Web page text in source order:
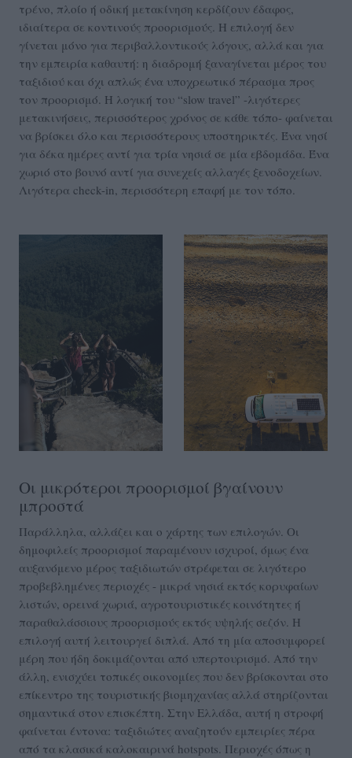
τρένο, πλοίο ή οδική μετακίνηση κερδίζουν έδαφος,
ιδιαίτερα σε κοντινούς προορισμούς. Η επιλογή δεν
γίνεται μόνο για περιβαλλοντικούς λόγους, αλλά και για
την εμπειρία καθαυτή: η διαδρομή ξαναγίνεται μέρος του
ταξιδιού και όχι απλώς ένα υποχρεωτικό πέρασμα προς
τον προορισμό. Η λογική του “slow travel” -λιγότερες
μετακινήσεις, περισσότερος χρόνος σε κάθε τόπο- φαίνεται
να βρίσκει όλο και περισσότερους υποστηρικτές. Ένα νησί
για δέκα ημέρες αντί για τρία νησιά σε μία εβδομάδα. Ένα
χωριό στο βουνό αντί για συνεχείς αλλαγές ξενοδοχείων.
Λιγότερα check-in, περισσότερη επαφή με τον τόπο.
Οι μικρότεροι προορισμοί βγαίνουν
μπροστά
Παράλληλα, αλλάζει και ο χάρτης των επιλογών. Οι
δημοφιλείς προορισμοί παραμένουν ισχυροί, όμως ένα
αυξανόμενο μέρος ταξιδιωτών στρέφεται σε λιγότερο
προβεβλημένες περιοχές - μικρά νησιά εκτός κορυφαίων
λιστών, ορεινά χωριά, αγροτουριστικές κοινότητες ή
παραθαλάσσιους προορισμούς εκτός υψηλής σεζόν. Η
επιλογή αυτή λειτουργεί διπλά. Από τη μία αποσυμφορεί
μέρη που ήδη δοκιμάζονται από υπερτουρισμό. Από την
άλλη, ενισχύει τοπικές οικονομίες που δεν βρίσκονται στο
επίκεντρο της τουριστικής βιομηχανίας αλλά στηρίζονται
σημαντικά στον επισκέπτη. Στην Ελλάδα, αυτή η στροφή
φαίνεται έντονα: ταξιδιώτες αναζητούν εμπειρίες πέρα
από τα κλασικά καλοκαιρινά hotspots. Περιοχές όπως η